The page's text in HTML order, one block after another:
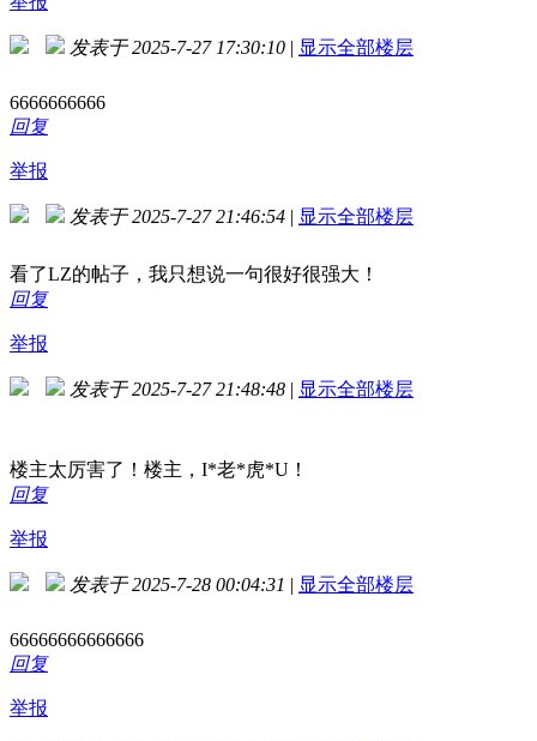
发表于 2025-7-27 17:30:10 | 显示全部楼层
6666666666
回复
举报
发表于 2025-7-27 21:46:54 | 显示全部楼层
看了LZ的帖子，我只想说一句很好很强大！
回复
举报
发表于 2025-7-27 21:48:48 | 显示全部楼层
楼主太厉害了！楼主，I*老*虎*U！
回复
举报
发表于 2025-7-28 00:04:31 | 显示全部楼层
66666666666666
回复
举报